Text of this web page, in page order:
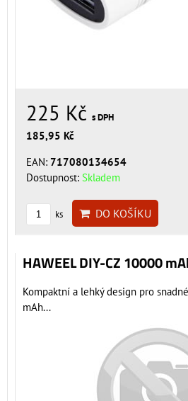
225 Kč s DPH
185,95 Kč
EAN: 717080134654
Dostupnost: Skladem
ks DO KOŠÍKU
HAWEEL DIY-CZ 10000
Kompaktní a lehký design pro
mAh...